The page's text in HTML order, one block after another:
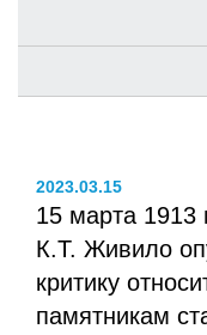
2023.03.15
15 марта 1913
К.Т. Живило
критику
памятникам